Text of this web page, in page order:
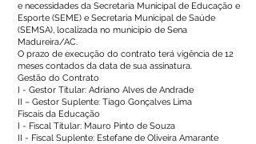
e necessidades da Secretaria Municipal de Educação e
Esporte (SEME) e Secretaria Municipal de Saúde
(SEMSA), localizada no município de Sena
Madureira/AC.
O prazo de execução do contrato terá vigência de 12
meses contados da data de sua assinatura.
Gestão do Contrato
I - Gestor Titular: Adriano Alves de Andrade
II – Gestor Suplente: Tiago Gonçalves Lima
Fiscais da Educação
I - Fiscal Titular: Mauro Pinto de Souza
II - Fiscal Suplente: Estefane de Oliveira Amarante